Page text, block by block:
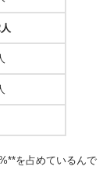
を占めているんで